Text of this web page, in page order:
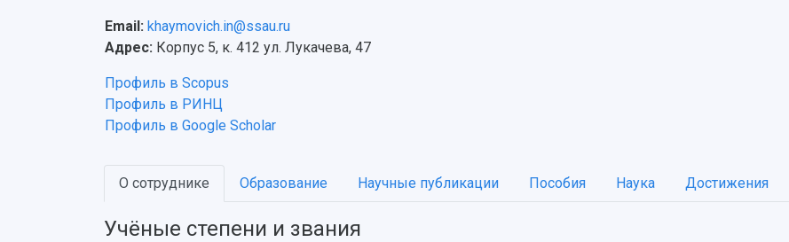
Email: khaymovich.in@ssau.ru
Адрес: Корпус 5, к. 412 ул. Лукачева, 47
Профиль в Scopus
Профиль в РИНЦ
Профиль в Google Scholar
О сотруднике Образование Научные публикации Пособия Наука Достижения
Учёные степени и звания